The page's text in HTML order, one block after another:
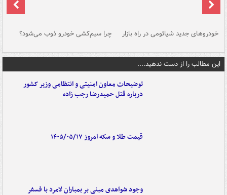
خودروهای جدید شیائومی در راه بازار چرا سیم‌کشی خودرو ذوب می‌شود؟
این مطالب را از دست ندهید....
توضیحات معاون امنیتی و انتظامی وزیر کشور
درباره قتل حمیدرضا رجب زاده
قیمت طلا و سکه امروز ۱۴۰۵/۰۵/۱۷
وجود شواهدی مبنی بر بمباران لامرد با فسفر